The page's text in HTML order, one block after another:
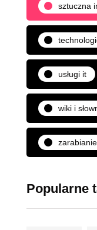
sztuczna
usługi it
wiki i
Popularne